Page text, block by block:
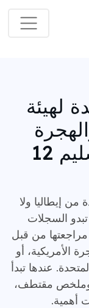
لهيئة
الأمريكية (مدة التسليم 12
من إيطاليا ولا
السجلات
مراجعتها من قبل
الأمريكية، أو
عندها تبدأ
وملخص مقتطف،
أهمية.